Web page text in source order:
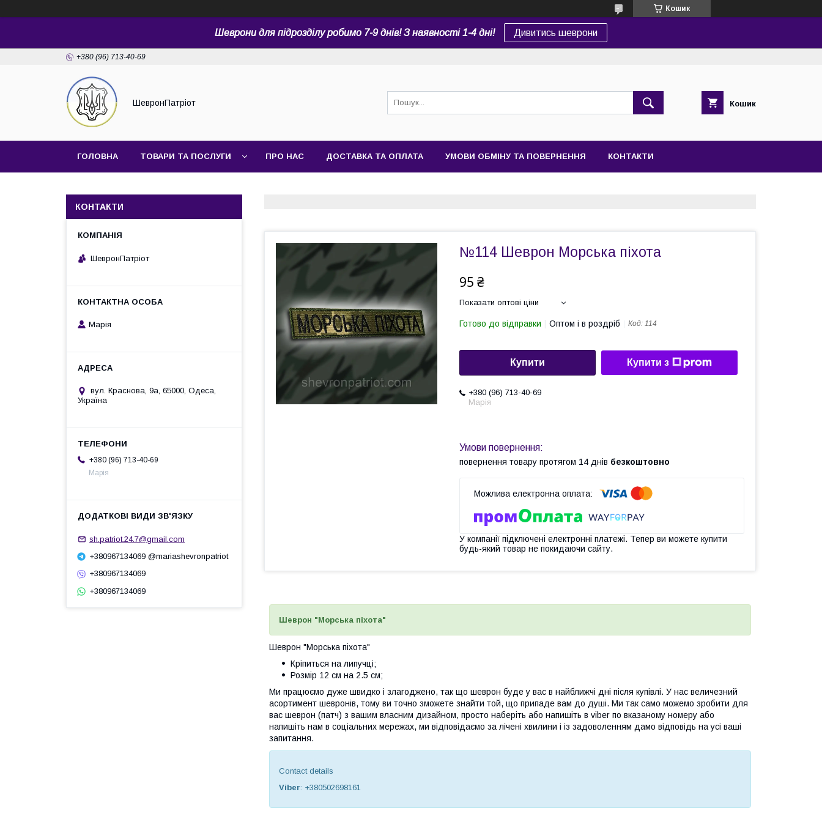
Кошик
Шеврони для підрозділу робимо 7-9 днів! З наявності 1-4 дні! Дивитись шеврони
+380 (96) 713-40-69
ШевронПатріот Кошик
ГОЛОВНА ТОВАРИ ТА ПОСЛУГИ ПРО НАС ДОСТАВКА ТА ОПЛАТА УМОВИ ОБМІНУ ТА ПОВЕРНЕННЯ КОНТАКТИ
№114 Шеврон Морська піхота
95 ₴
Показати оптові ціни
Готово до відправки Оптом і в роздріб Код: 114
Купити Купити з
+380 (96) 713-40-69
Марія
повернення товару протягом 14 днів безкоштовно
У компанії підключені електронні платежі. Тепер ви можете купити
будь-який товар не покидаючи сайту.
Шеврон "Морська піхота"
Шеврон "Морська піхота"
Кріпиться на липучці;
Розмір 12 см на 2.5 см;
Ми працюємо дуже швидко і злагоджено, так що шеврон буде у вас в найближчі дні після купівлі. У нас величезний
асортимент шевронів, тому ви точно зможете знайти той, що припаде вам до душі. Ми так само можемо зробити для
вас шеврон (патч) з вашим власним дизайном, просто наберіть або напишіть в viber по вказаному номеру або
напишіть нам в соціальних мережах, ми відповідаємо за лічені хвилини і із задоволенням дамо відповідь на усі ваші
запитання.
Contact details
Viber: +380502698161
КОНТАКТИ
ШевронПатріот
Марія
вул. Краснова, 9а, 65000, Одеса,
Україна
+380 (96) 713-40-69
Марія
sh.patriot.24.7@gmail.com
+380967134069 @mariashevronpatriot
+380967134069
+380967134069